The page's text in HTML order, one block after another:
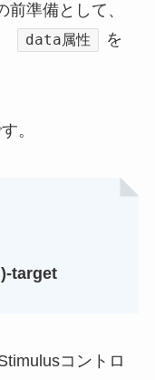
準備として、
data属性
を
。
target
コントロ